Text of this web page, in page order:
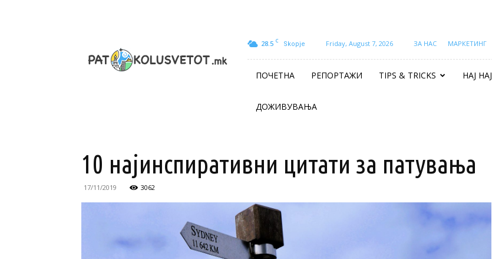
28.5 C Skopje Friday, August 7, 2026 ЗА НАС МАРКЕТИНГ
ПОЧЕТНА РЕПОРТАЖИ TIPS & TRICKS НАЈ НАЈ
ДОЖИВУВАЊА
10 најинспиративни цитати за патувања
17/11/2019 3062